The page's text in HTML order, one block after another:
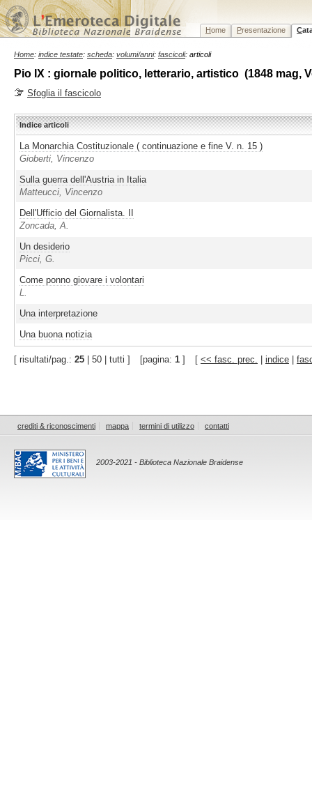
Home Presentazione C
Home: indice testate: scheda: volumi/anni: fascicoli: articoli
Pio IX : giornale politico, letterario, artistico (1848 mag,
Sfoglia il fascicolo
Indice articoli
La Monarchia Costituzionale ( continuazione e fine V. n. 15 )
Gioberti, Vincenzo
Sulla guerra dell'Austria in Italia
Matteucci, Vincenzo
Dell'Ufficio del Giornalista. II
Zoncada, A.
Un desiderio
Picci, G.
Come ponno giovare i volontari
L.
Una interpretazione
Una buona notizia
[ risultati/pag.: 25 | 50 | tutti ] [pagina: 1 ] [ << fasc. prec. indice
crediti & riconoscimenti mappa termini di utilizzo contatti
2003-2021 - Biblioteca Nazionale Braidense